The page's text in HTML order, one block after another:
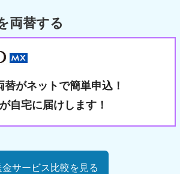
両替する
替がネットで簡単申込！
自宅に届けします！
金サービス比較を見る